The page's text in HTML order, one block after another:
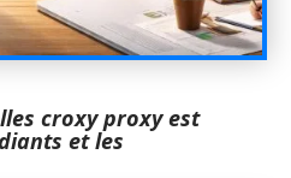
croxy proxy est
et les